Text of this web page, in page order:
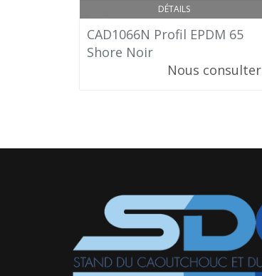
DÉTAILS
CAD1066N Profil EPDM 65
Shore Noir
Nous consulter